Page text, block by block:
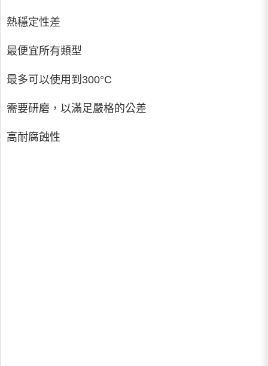
熱穩定性差
最便宜所有類型
最多可以使用到300°C
需要研磨，以滿足嚴格的公差
高耐腐蝕性